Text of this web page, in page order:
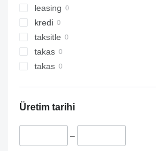
leasing
kredi
taksitle
takas
takas
Üretim tarihi
–